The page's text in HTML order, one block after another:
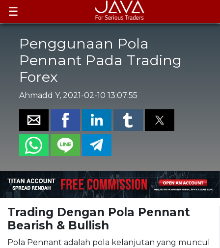
☰
Penggunaan Pola
Pennant Pada Trading
Forex
Ahmadd Y, 2021-02-10 13:07:55
Trading Dengan Pola Pennant
Bearish & Bullish
Pola Pennant adalah pola kelanjutan yang muncul